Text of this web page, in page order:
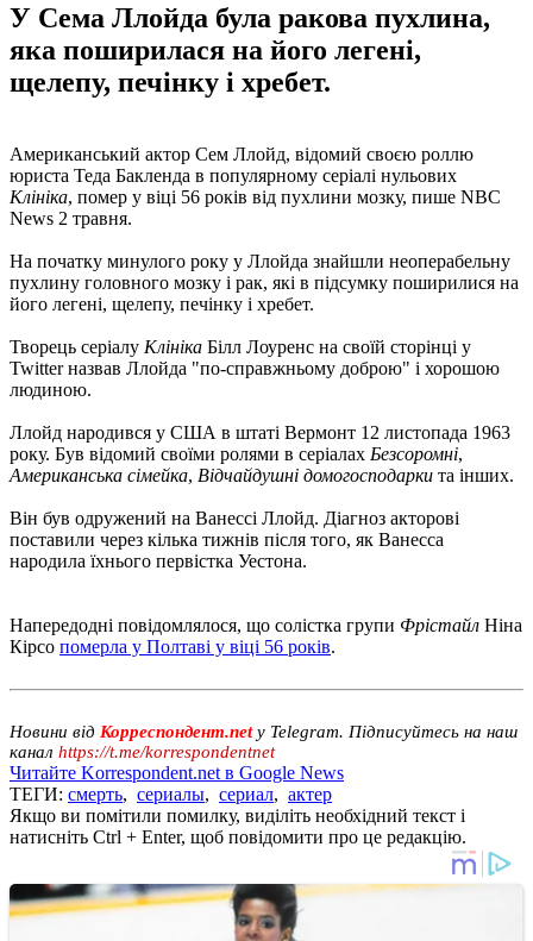
У Сема Ллойда була ракова пухлина,
яка поширилася на його легені,
щелепу, печінку і хребет.
Американський актор Сем Ллойд, відомий своєю роллю
юриста Теда Бакленда в популярному серіалі нульових
Клініка, помер у віці 56 років від пухлини мозку, пише NBC
News 2 травня.
На початку минулого року у Ллойда знайшли неоперабельну
пухлину головного мозку і рак, які в підсумку поширилися на
його легені, щелепу, печінку і хребет.
Творець серіалу Клініка Білл Лоуренс на своїй сторінці у
Twitter назвав Ллойда "по-справжньому доброю" і хорошою
людиною.
Ллойд народився у США в штаті Вермонт 12 листопада 1963
року. Був відомий своїми ролями в серіалах Безсоромні,
Американська сімейка, Відчайдушні домогосподарки та інших.
Він був одружений на Ванессі Ллойд. Діагноз акторові
поставили через кілька тижнів після того, як Ванесса
народила їхнього первістка Уестона.
Напередодні повідомлялося, що солістка групи Фрістайл Ніна
Кірсо померла у Полтаві у віці 56 років.
Новини від Корреспондент.netу Telegram. Підписуйтесь на наш
канал https://t.me/korrespondentnet
Читайте Korrespondent.net в Google News
ТЕГИ: смерть, сериалы, сериал, актер
Якщо ви помітили помилку, виділіть необхідний текст і
натисніть Ctrl + Enter, щоб повідомити про це редакцію.